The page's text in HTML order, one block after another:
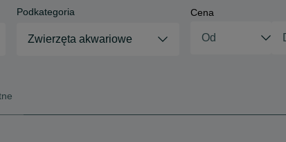
Podkategoria
Zwierzęta akwariowe
Cena